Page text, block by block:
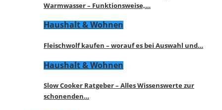
Warmwasser – Funktionsweise,…
Haushalt & Wohnen
Fleischwolf kaufen – worauf es bei Auswahl und…
Haushalt & Wohnen
Slow Cooker Ratgeber – Alles Wissenswerte zur
schonenden…